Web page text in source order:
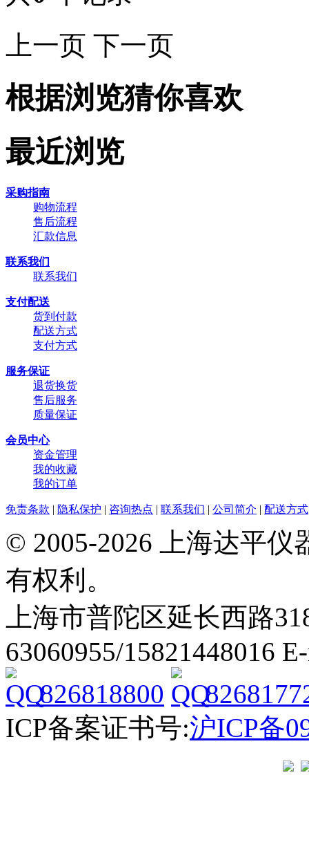
上一页 下一页
根据浏览猜你喜欢
最近浏览
采购指南
购物流程
售后流程
汇款信息
联系我们
联系我们
支付配送
货到付款
配送方式
支付方式
服务保证
退货换货
售后服务
质量保证
会员中心
资金管理
我的收藏
我的订单
免责条款 | 隐私保护 | 咨询热点 | 联系我们 | 公司简介 | 配送方式
© 2005-2026 上海达平
有权利。
上海市普陀区延长西路
63060955/15821448016
826818800
ICP备案证书号:沪ICP备